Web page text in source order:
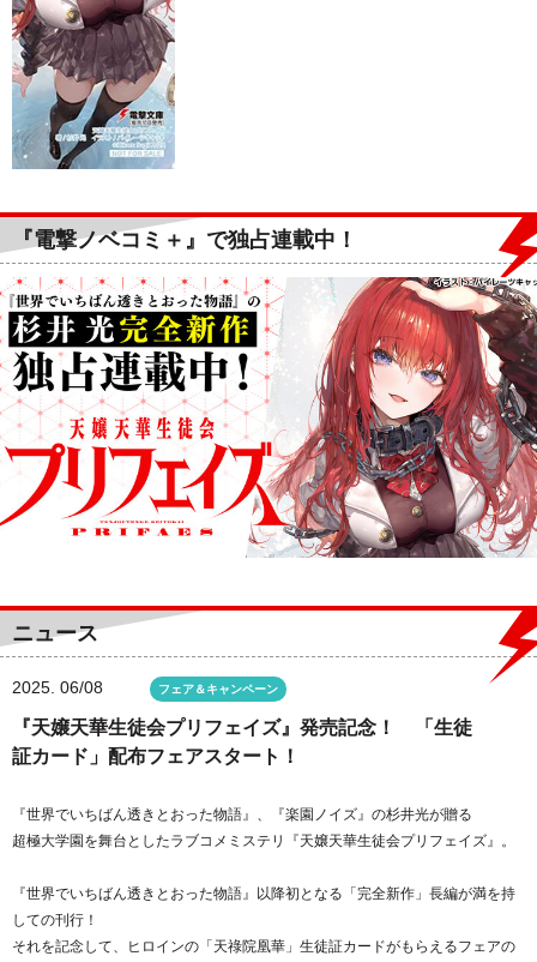
『電撃ノベコミ＋』で独占連載中！
ニュース
2025. 06/08 フェア＆キャンペーン
『天嬢天華生徒会プリフェイズ』発売記念！ 「生徒
証カード」配布フェアスタート！
『世界でいちばん透きとおった物語』、『楽園ノイズ』の杉井光が贈る
超極大学園を舞台としたラブコメミステリ『天嬢天華生徒会プリフェイズ』。
『世界でいちばん透きとおった物語』以降初となる「完全新作」長編が満を持
しての刊行！
それを記念して、ヒロインの「天祿院凰華」生徒証カードがもらえるフェアの